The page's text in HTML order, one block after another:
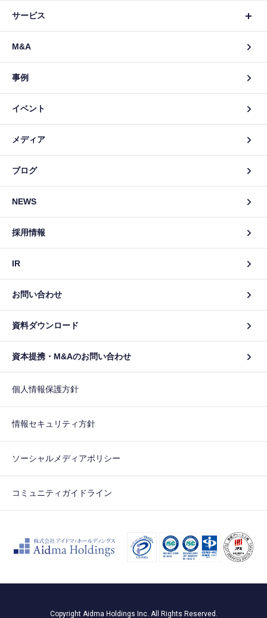
サービス
M&A
事例
イベント
メディア
ブログ
NEWS
採用情報
IR
お問い合わせ
資料ダウンロード
資本提携・M&Aのお問い合わせ
個人情報保護方針
情報セキュリティ方針
ソーシャルメディアポリシー
コミュニティガイドライン
Copyright Aidma Holdings Inc. All Rights Reserved.